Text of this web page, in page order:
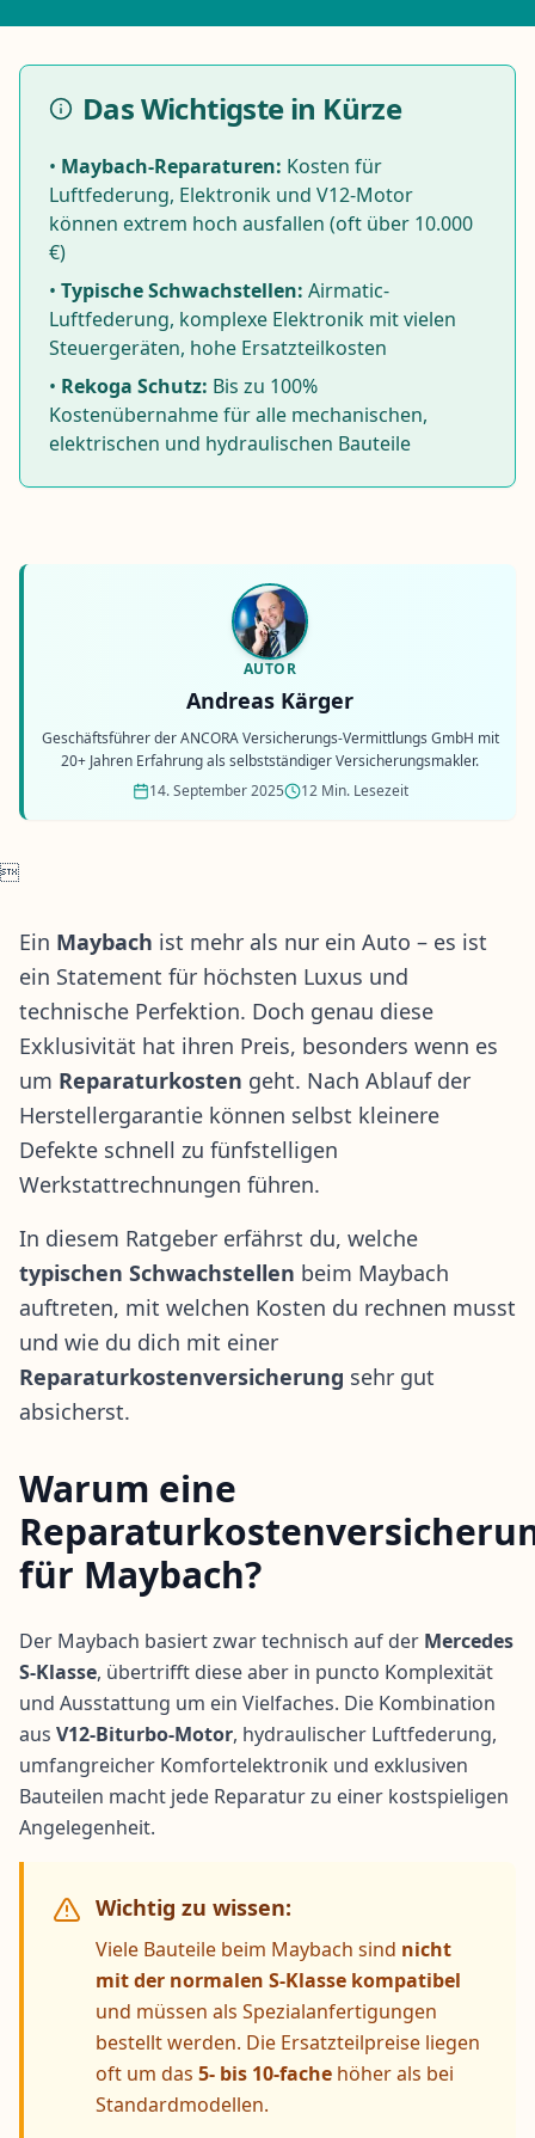
Das Wichtigste in Kürze
• Maybach-Reparaturen: Kosten für
Luftfederung, Elektronik und V12-Motor
können extrem hoch ausfallen (oft über 10.000
€)
• Typische Schwachstellen: Airmatic-
Luftfederung, komplexe Elektronik mit vielen
Steuergeräten, hohe Ersatzteilkosten
• Rekoga Schutz: Bis zu 100%
Kostenübernahme für alle mechanischen,
elektrischen und hydraulischen Bauteile
AUTOR
Andreas Kärger
Geschäftsführer der ANCORA Versicherungs-Vermittlungs GmbH mit
20+ Jahren Erfahrung als selbstständiger Versicherungsmakler.
14. September 2025
12 Min. Lesezeit

Ein Maybach ist mehr als nur ein Auto – es ist
ein Statement für höchsten Luxus und
technische Perfektion. Doch genau diese
Exklusivität hat ihren Preis, besonders wenn es
um Reparaturkosten geht. Nach Ablauf der
Herstellergarantie können selbst kleinere
Defekte schnell zu fünfstelligen
Werkstattrechnungen führen.
In diesem Ratgeber erfährst du, welche
typischen Schwachstellen beim Maybach
auftreten, mit welchen Kosten du rechnen musst
und wie du dich mit einer
Reparaturkostenversicherung sehr gut
absicherst.
Warum eine
für Maybach?
Der Maybach basiert zwar technisch auf der Mercedes
S-Klasse, übertrifft diese aber in puncto Komplexität
und Ausstattung um ein Vielfaches. Die Kombination
aus V12-Biturbo-Motor, hydraulischer Luftfederung,
umfangreicher Komfortelektronik und exklusiven
Bauteilen macht jede Reparatur zu einer kostspieligen
Angelegenheit.
Wichtig zu wissen:
Viele Bauteile beim Maybach sind nicht
mit der normalen S-Klasse kompatibel
und müssen als Spezialanfertigungen
bestellt werden. Die Ersatzteilpreise liegen
oft um das 5- bis 10-fache höher als bei
Standardmodellen.